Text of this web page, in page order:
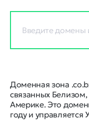
Доменная зона
связанных
Америке. Это
году и управляется